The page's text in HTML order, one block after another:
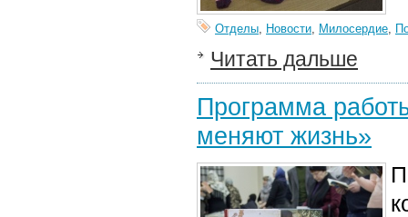
Отделы, Новости, Милосердие,
Читать дальше
Программа
меняют жизнь»